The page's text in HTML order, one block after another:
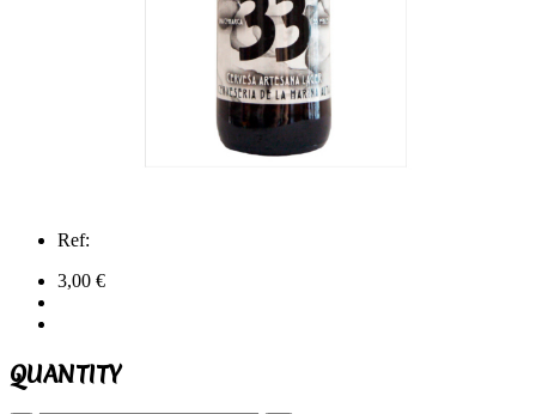
Ref:
3,00 €
QUANTITY